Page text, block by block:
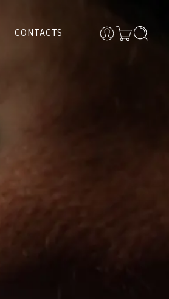
CONTACTS